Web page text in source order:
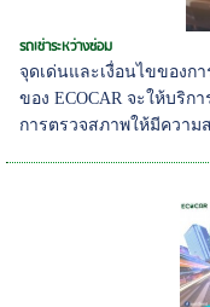
รถเช่าระหว่างซ่อม
จุดเด่นและเงื่อนไขของก
ของ ECOCAR จะให้บริ
การตรวจสภาพให้มีควา